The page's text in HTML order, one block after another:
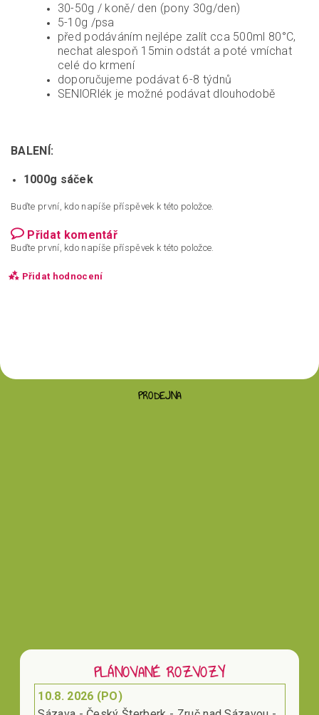
30-50g / koně/ den (pony 30g/den)
5-10g /psa
před podáváním nejlépe zalít cca 500ml 80°C,
nechat alespoň 15min odstát a poté vmíchat
celé do krmení
doporučujeme podávat 6-8 týdnů
SENlORlék je možné podávat dlouhodobě
BALENÍ:
1000g sáček
Buďte první, kdo napíše příspěvek k této položce.
Přidat komentář
Buďte první, kdo napíše příspěvek k této položce.
Přidat hodnocení
PRODEJNA
PLÁNOVANÉ ROZVOZY
10.8. 2026 (PO)